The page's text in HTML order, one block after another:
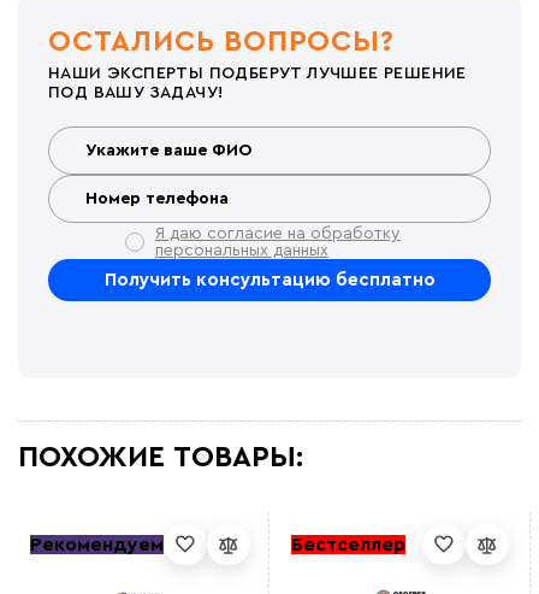
ОСТАЛИСЬ ВОПРОСЫ?
НАШИ ЭКСПЕРТЫ ПОДБЕРУТ ЛУЧШЕЕ РЕШЕНИЕ
ПОД ВАШУ ЗАДАЧУ!
Я даю согласие на обработку
персональных данных
ПОХОЖИЕ ТОВАРЫ:
Рекомендуем Бестселлер